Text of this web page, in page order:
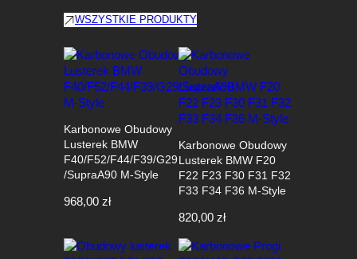
WSZYSTKIE PRODUKTY
Karbonowe Obudowy
Lusterek BMW
F40/F52/F44/F39/G29
/SupraA90 M-Style
968,00 zł
Karbonowe Obudowy
Lusterek BMW F20
F22 F23 F30 F31 F32
F33 F34 F36 M-Style
820,00 zł